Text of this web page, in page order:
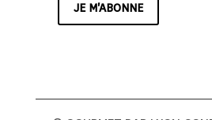
JE M'ABONNE